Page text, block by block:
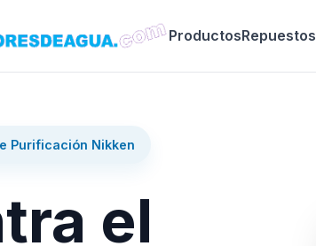
ProductosRepuestos
Purificación Nikken
el